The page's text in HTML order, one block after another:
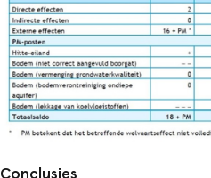
Conclusies